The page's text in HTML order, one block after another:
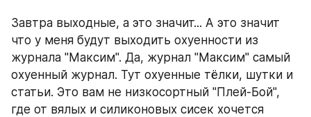
Завтра выходные, а это значит... А это значит
что у меня будут выходить охуенности из
журнала "Максим". Да, журнал "Максим" самый
охуенный журнал. Тут охуенные тёлки, шутки и
статьи. Это вам не низкосортный "Плей-Бой",
где от вялых и силиконовых сисек хочется